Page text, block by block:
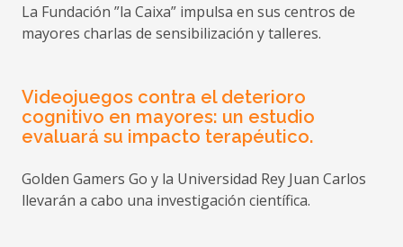
Ámbito:Municipal
Ayudas para gastos básicos de
Vivienda para Jubilados o
Pensionistas
La Fundación ”la Caixa” impulsa en sus centros de
mayores charlas de sensibilización y talleres.
Videojuegos contra el deterioro
cognitivo en mayores: un estudio
evaluará su impacto terapéutico.
Golden Gamers Go y la Universidad Rey Juan Carlos
llevarán a cabo una investigación científica.